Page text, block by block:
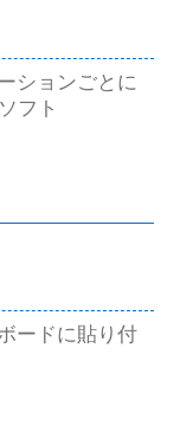
ションごとに
フト
ードに貼り付